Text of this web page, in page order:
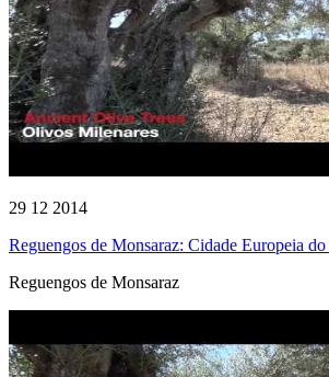
29 12 2014
Reguengos de Monsaraz: Cidade Europeia
Reguengos de Monsaraz